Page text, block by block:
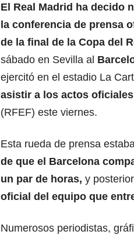
El Real Madrid ha decido
la conferencia de prensa
de la final de la Copa del
sábado en Sevilla al
ejercitó en el estadio La
asistir a los actos
(RFEF) este viernes.
Esta rueda de prensa
de que el Barcelona
un par de horas, y
oficial del equipo que
Numerosos periodistas,